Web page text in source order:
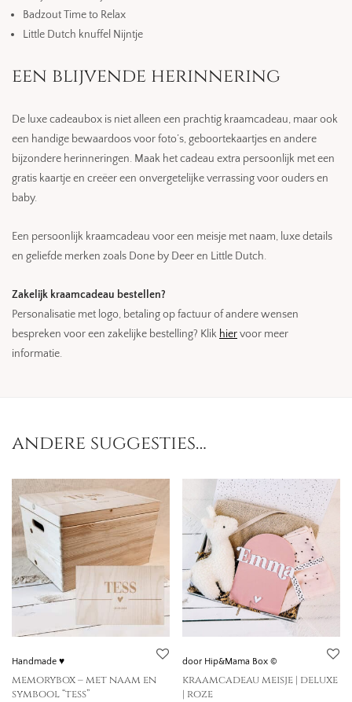
Badzout Time to Relax
Little Dutch knuffel Nijntje
een blijvende herinnering
De luxe cadeaubox is niet alleen een prachtig kraamcadeau, maar ook
een handige bewaardoos voor foto’s, geboortekaartjes en andere
bijzondere herinneringen. Maak het cadeau extra persoonlijk met een
gratis kaartje en creëer een onvergetelijke verrassing voor ouders en
baby.
Een persoonlijk kraamcadeau voor een meisje met naam, luxe details
en geliefde merken zoals Done by Deer en Little Dutch.
Zakelijk kraamcadeau bestellen?
Personalisatie met logo, betaling op factuur of andere wensen
bespreken voor een zakelijke bestelling? Klik hiervoor meer
informatie.
andere suggesties…
Handmade ♥
memorybox – met naam en
symbool “tess”
door Hip&Mama Box ©
kraamcadeau meisje | deluxe
| roze